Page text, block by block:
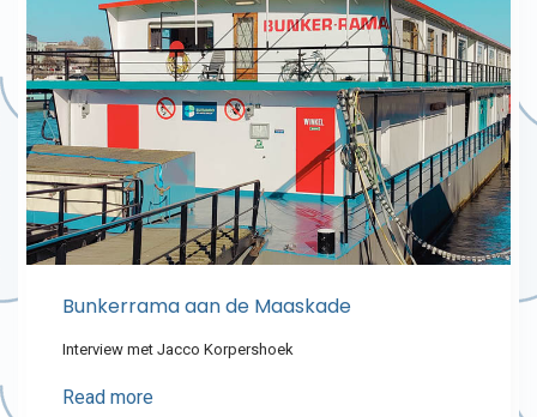
Bunkerrama aan de Maaskade
Interview met Jacco Korpershoek
Read more